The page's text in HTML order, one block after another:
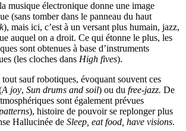
musique électronique donne une image
(sans tomber dans le panneau du haut
), mais ici, c’est à un versant plus humain, jazz,
auquel on a droit. Ce qui étonne le plus, les
sont obtenues à base d’instruments
(les cloches dans High fives).
sauf robotiques, évoquant souvent ces
A joy, Sun drums and soil) ou du free-jazz. De
sont également prévues
), histoire de pouvoir se replonger plus
Hallucinée de Sleep, eat food, have visions.